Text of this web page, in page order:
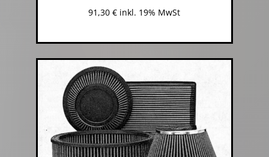
91,30€ inkl. 19% MwSt